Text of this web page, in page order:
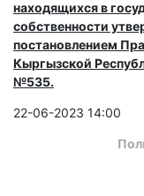
находящихся в
собственности
постановлением
Кыргызской
№535.
22-06-2023 14:00